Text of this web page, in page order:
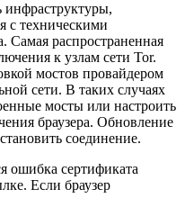
с техническими
Самая распространенная
к узлам сети Tor.
мостов провайдером
сети. В таких случаях
мосты или настроить
браузера. Обновление
соединение.
ошибка сертификата
Если браузер